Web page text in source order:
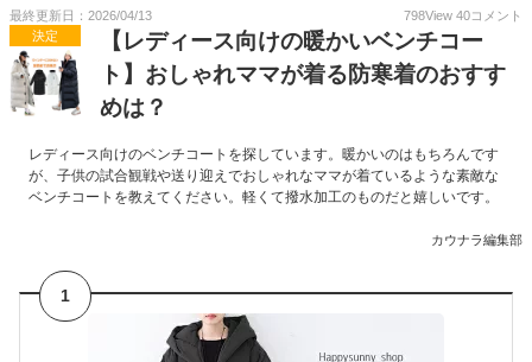
最終更新日：2026/04/13 798View 40コメント
決定
【レディース向けの暖かいベンチコー
ト】おしゃれママが着る防寒着のおすす
めは？
レディース向けのベンチコートを探しています。暖かいのはもちろんです
が、子供の試合観戦や送り迎えでおしゃれなママが着ているような素敵な
ベンチコートを教えてください。軽くて撥水加工のものだと嬉しいです。
カウナラ編集部
1